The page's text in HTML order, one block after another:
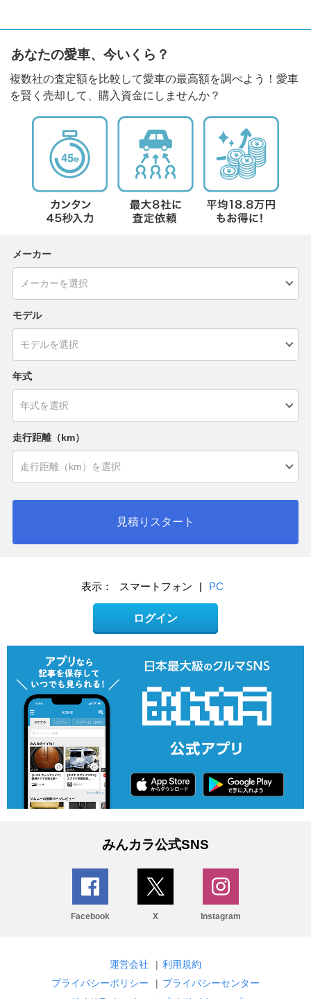
あなたの愛車、今いくら？
複数社の査定額を比較して愛車の最高額を調べよう！愛車
を賢く売却して、購入資金にしませんか？
メーカー
モデル
年式
走行距離（km）
見積りスタート
表示： スマートフォン | PC
ログイン
みんカラ公式SNS
Facebook X Instagram
運営会社 | 利用規約
プライバシーポリシー
| プライバシーセンター